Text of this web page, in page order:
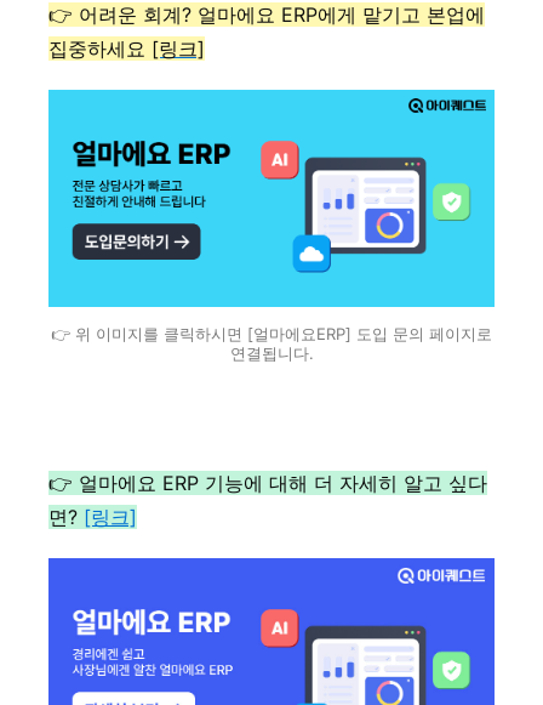
👉 어려운 회계? 얼마에요 ERP에게 맡기고 본업에
집중하세요 [링크]
👉 위 이미지를 클릭하시면 [얼마에요ERP] 도입 문의 페이지로
연결됩니다.
👉 얼마에요 ERP 기능에 대해 더 자세히 알고 싶다
면? [링크]